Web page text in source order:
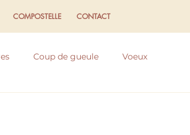
COMPOSTELLE CONTACT
Coup de gueule Voeux